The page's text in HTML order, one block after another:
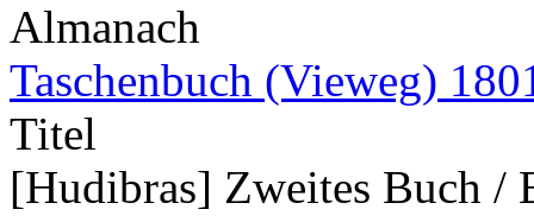
Almanach
Taschenbuch (Vieweg)
Titel
[Hudibras] Zweites Buch /